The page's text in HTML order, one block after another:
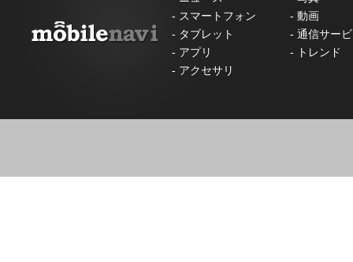
- スマートフォン - 動画
- タブレット - 通信サー
- アプリ -
トレンド
- アクセサリ